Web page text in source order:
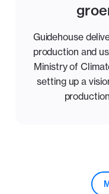
Guidehouse
production and
Ministry of
setting up a